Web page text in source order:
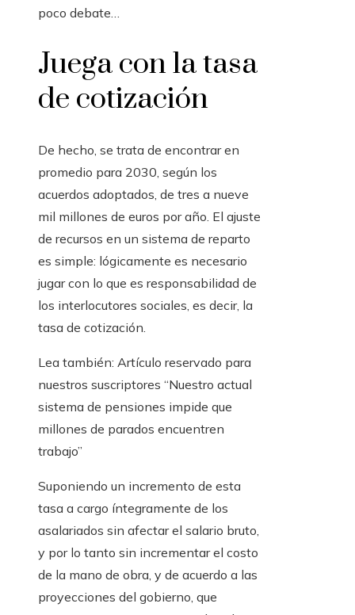
poco debate…
Juega con la tasa
de cotización
De hecho, se trata de encontrar en
promedio para 2030, según los
acuerdos adoptados, de tres a nueve
mil millones de euros por año. El ajuste
de recursos en un sistema de reparto
es simple: lógicamente es necesario
jugar con lo que es responsabilidad de
los interlocutores sociales, es decir, la
tasa de cotización.
Lea también: Artículo reservado para
nuestros suscriptores “Nuestro actual
sistema de pensiones impide que
millones de parados encuentren
trabajo”
Suponiendo un incremento de esta
tasa a cargo íntegramente de los
asalariados sin afectar el salario bruto,
y por lo tanto sin incrementar el costo
de la mano de obra, y de acuerdo a las
proyecciones del gobierno, que